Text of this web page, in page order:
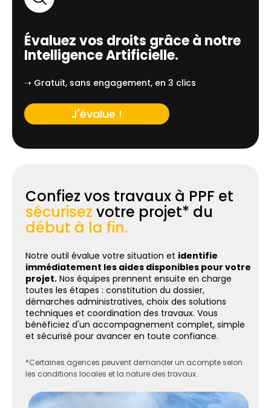
Évaluez vos droits grâce à notre
Intelligence Artificielle.
➝ Gratuit, sans engagement, en 3 clics
J'évalue !
Confiez vos travaux à PPF et
sécurisez votre projet* du
début à la fin.
Notre outil évalue votre situation et identifie
immédiatement les aides disponibles pour votre
projet. Nos équipes prennent ensuite en charge
toutes les étapes : constitution du dossier,
démarches administratives, choix des solutions
techniques et coordination des travaux. Vous
bénéficiez d'un accompagnement complet, simple
et sécurisé pour avancer en toute confiance.
*Certaines agences peuvent demander un acompte selon
les conditions locales et la nature des travaux.